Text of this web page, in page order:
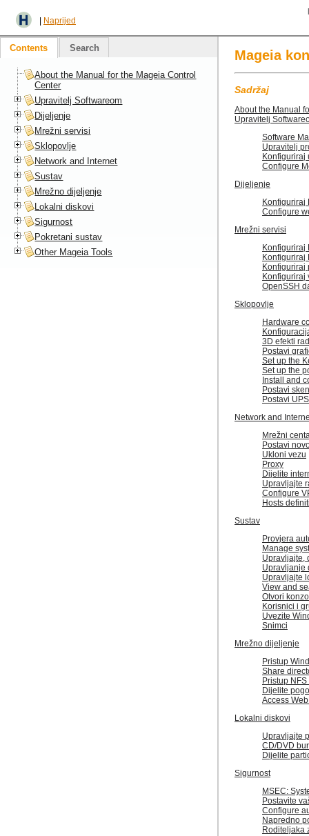
Naprijed
Mageia
Sadržaj
About the Manual
Upravitelj
Software
Upravitelj
Konfiguriraj
Configure
Dijeljenje
Konfiguriraj
Configure
Mrežni servisi
Konfiguriraj
Konfiguriraj
Konfiguriraj
Konfiguriraj
OpenSSH
Sklopovlje
Hardware
3D efekti
Postavi
Set up the
Set up the
Install and
Postavi
Postavi
Network and
Mrežni
Postavi
Ukloni vezu
Proxy
Dijelite
Upravljajte
Configure
Hosts
Sustav
Provjera
Manage
Upravljajte,
Upravljanje
Upravljajte
View and
Otvori
Korisnici i
Uvezite
Snimci
Mrežno dijeljenje
Pristup
Share
Pristup
Dijelite
Access
Lokalni diskovi
Upravljajte
CD/DVD
Dijelite
Sigurnost
MSEC:
Postavite
Configure
Napredno
Roditeljaka
Contents Search
About the Manual for the Mageia Control
Center
Upravitelj Softwareom
Dijeljenje
Mrežni servisi
Sklopovlje
Network and Internet
Sustav
Mrežno dijeljenje
Lokalni diskovi
Sigurnost
Pokretani sustav
Other Mageia Tools